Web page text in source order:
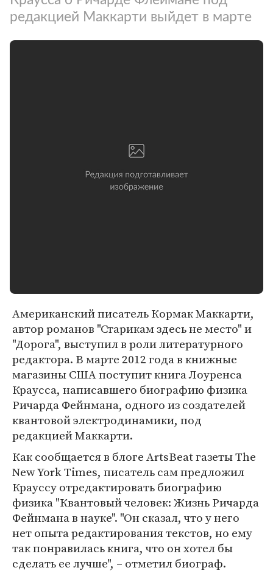
редакцией Маккарти выйдет в марте
Американский писатель Кормак Маккарти,
автор романов "Старикам здесь не место" и
"Дорога", выступил в роли литературного
редактора. В марте 2012 года в книжные
магазины США поступит книга Лоуренса
Краусса, написавшего биографию физика
Ричарда Фейнмана, одного из создателей
квантовой электродинамики, под
редакцией Маккарти.
Как сообщается в блоге ArtsBeat газеты The
New York Times, писатель сам предложил
Крауссу отредактировать биографию
физика "Квантовый человек: Жизнь Ричарда
Фейнмана в науке". "Он сказал, что у него
нет опыта редактирования текстов, но ему
так понравилась книга, что он хотел бы
сделать ее лучше", – отметил биограф.